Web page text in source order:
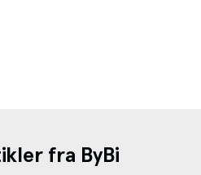
fra ByBi